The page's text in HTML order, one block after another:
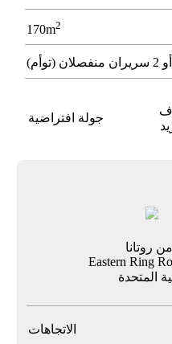
170m2
جولة افتراضية
روتانا
Eastern Ring
المتحدة
الاتجاهات